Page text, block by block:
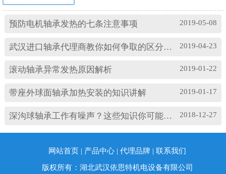
振动产生影响。其中造成温度过高的原因主要
松；(3)轴承与轴套配合过松；(4)润滑油有杂质；
损坏等。 另外，造成耐高温轴承出现异常振...
2019-05-08
预防电机轴承发热的七条注意事项
2019-04-23
武汉进口轴承代理商教你如何争取的区分高速轴承和低速轴承
2019-01-22
滚动轴承异常发热原因解析
2019-01-17
带座外球面轴承加热安装的知识讲解
2018-12-27
深沟球轴承工作有噪声？这些知识你可能忽略了
网站首页 | 产品中心 |代理品牌 |联系我们
版权所有：湖北武汉依思特机电设备有限公司